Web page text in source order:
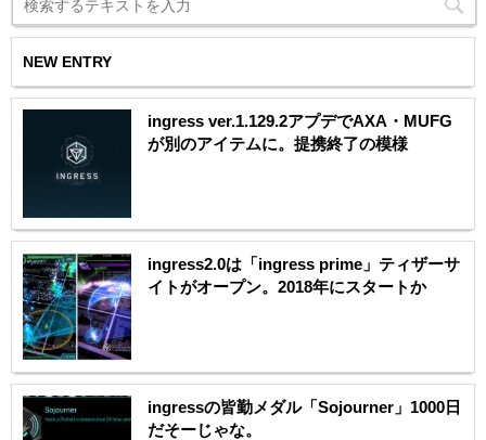
NEW ENTRY
ingress ver.1.129.2アプデでAXA・MUFG
が別のアイテムに。提携終了の模様
ingress2.0は「ingress prime」ティザーサ
イトがオープン。2018年にスタートか
ingressの皆勤メダル「Sojourner」1000日
だそーじゃな。